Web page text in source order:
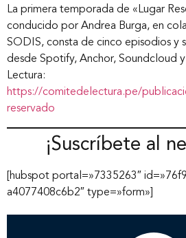
La primera temporada de «Lugar
conducido por Andrea Burga, en
SODIS, consta de cinco episodios y
desde Spotify, Anchor, Soundcloud
Lectura:
https://comitedelectura.pe/
reservado
¡Suscríbete al
[hubspot portal=»7335263″
a4077408c6b2″ type=»form»]